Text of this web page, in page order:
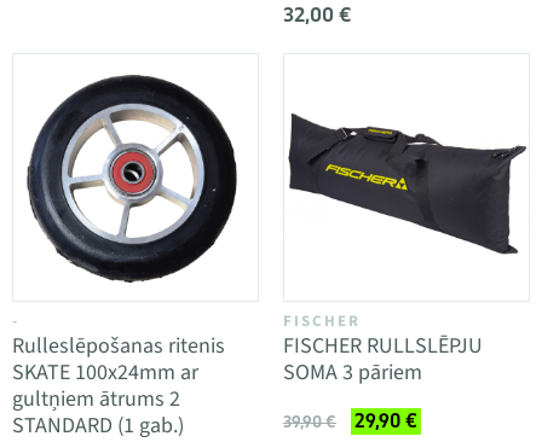
32,00 €
-
Rulleslēpošanas ritenis
SKATE 100x24mm ar
gultņiem ātrums 2
STANDARD (1 gab.)
FISCHER
FISCHER RULLSLĒPJU
SOMA 3 pāriem
39,90 € 29,90 €